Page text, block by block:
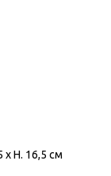
x H. 16,5 см